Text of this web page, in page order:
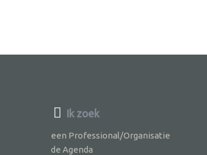
Ik zoek
een Professional/Organisatie
de Agenda